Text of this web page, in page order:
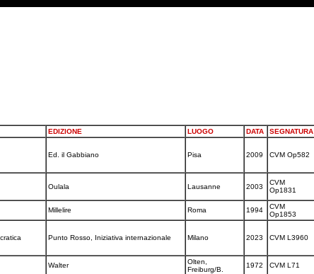
EDIZIONE LUOGO DATA SEGNATURA
Ed. il Gabbiano Pisa 2009 CVM Op582
Oulala Lausanne 2003
CVM
Op1831
Millelire Roma 1994
CVM
Op1853
Punto Rosso, Iniziativa internazionale Milano 2023 CVM L3960
Walter
Olten,
Freiburg/B.
1972 CVM L71